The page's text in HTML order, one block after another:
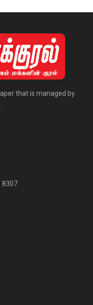
that is managed by
8307